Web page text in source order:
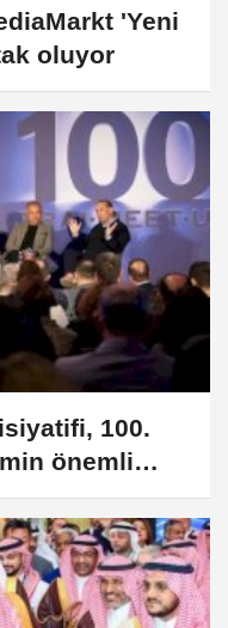
'Yeni
oluyor
100.
önemli